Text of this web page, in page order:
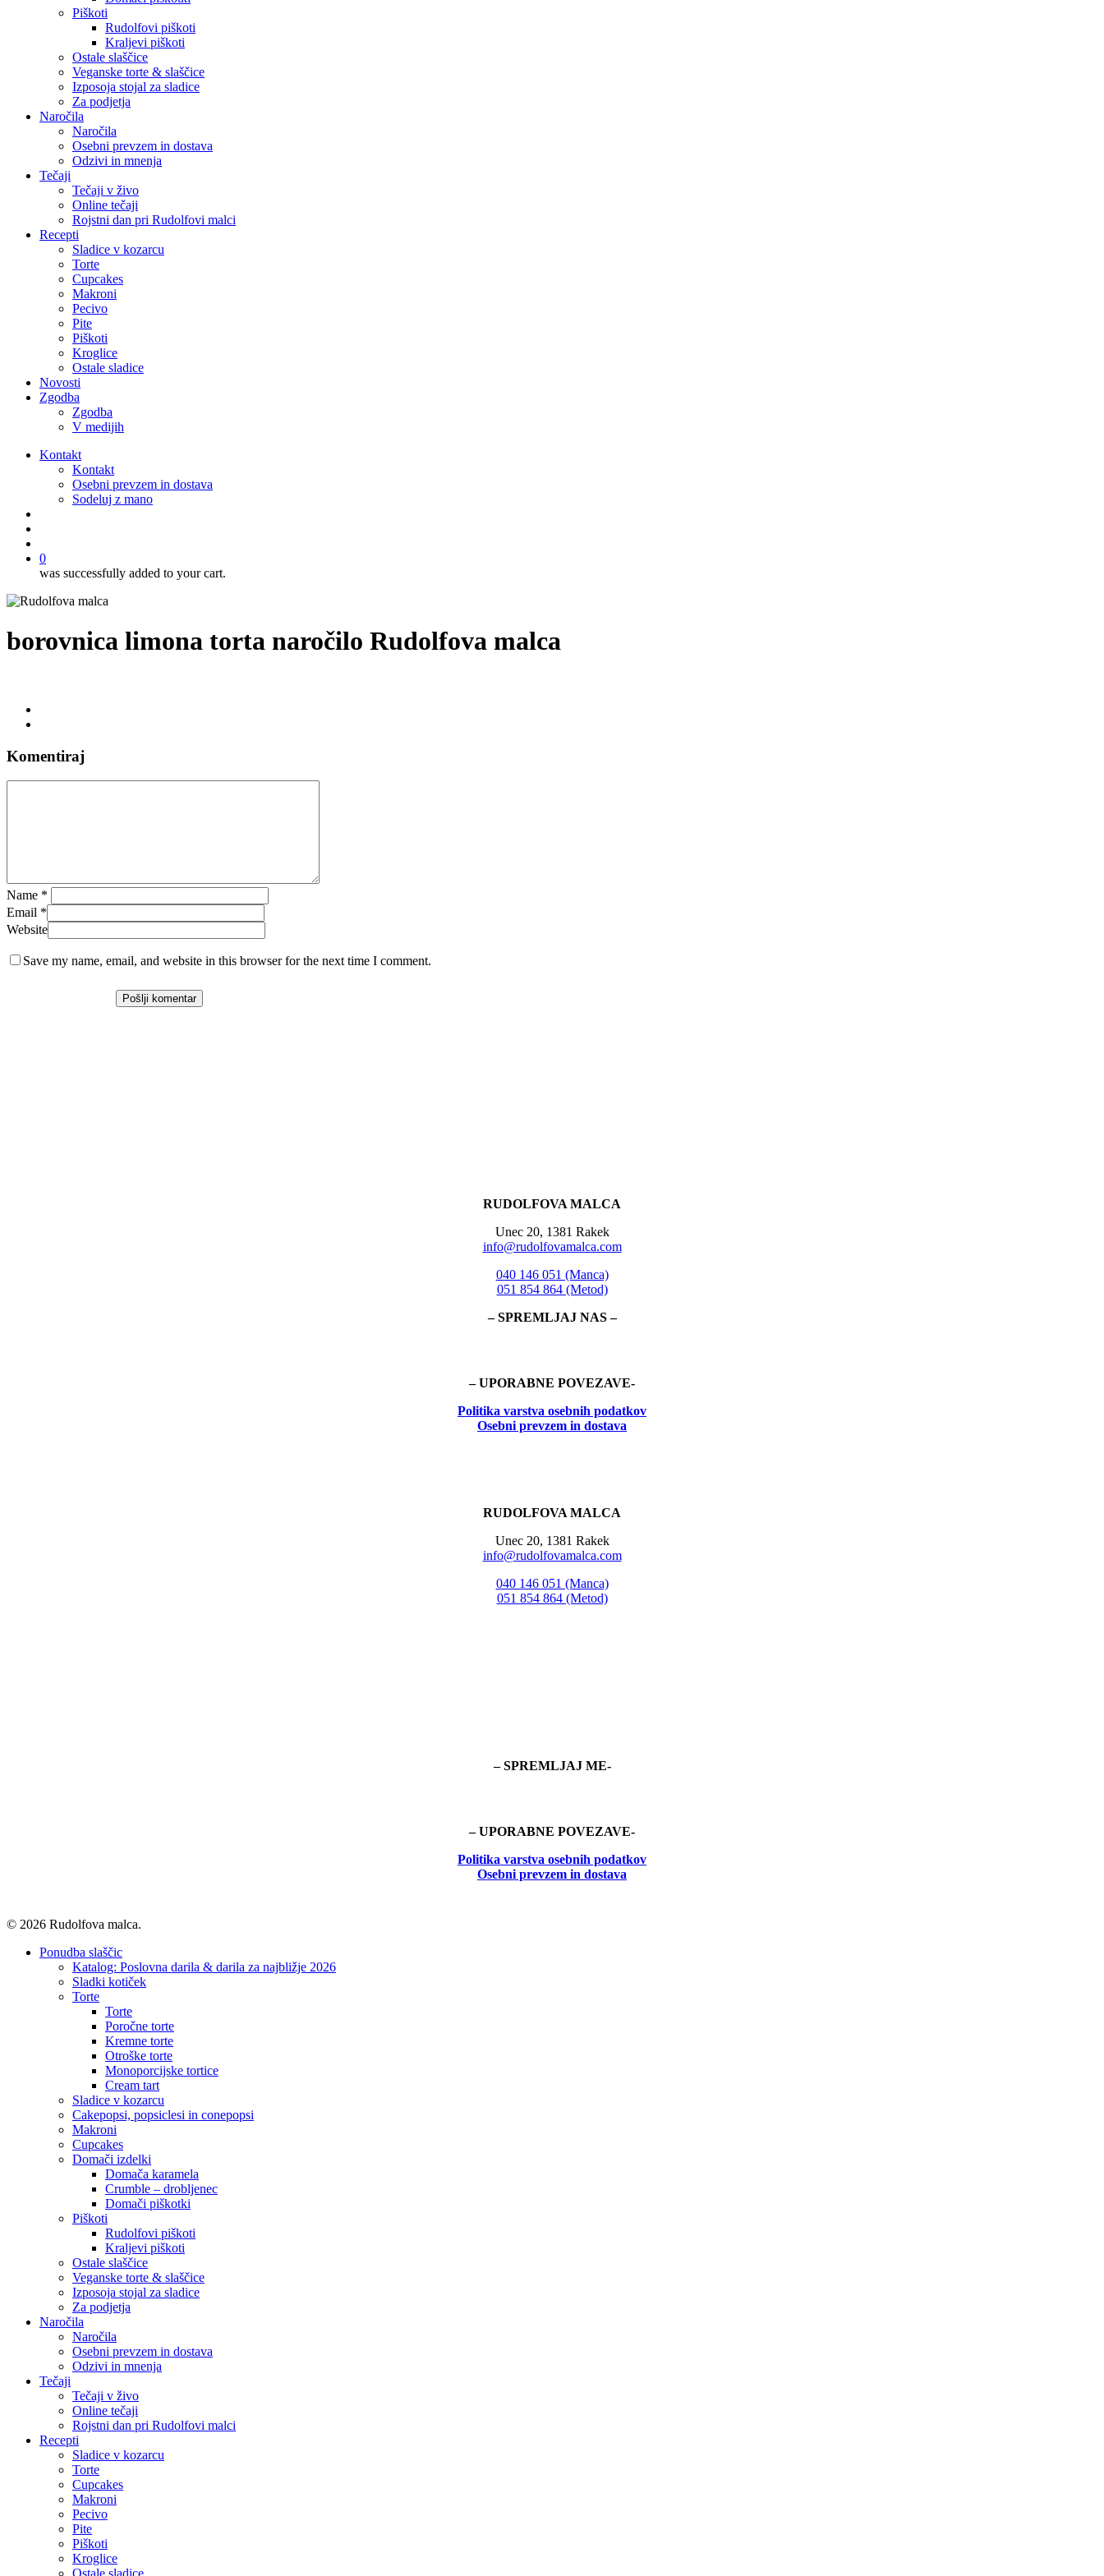
Piškoti
Rudolfovi piškoti
Kraljevi piškoti
Ostale slaščice
Veganske torte & slaščice
Izposoja stojal za sladice
Za podjetja
Naročila
Naročila
Osebni prevzem in dostava
Odzivi in mnenja
Tečaji
Tečaji v živo
Online tečaji
Rojstni dan pri Rudolfovi malci
Recepti
Sladice v kozarcu
Torte
Cupcakes
Makroni
Pecivo
Pite
Piškoti
Kroglice
Ostale sladice
Novosti
Zgodba
Zgodba
V medijih
Kontakt
Kontakt
Osebni prevzem in dostava
Sodeluj z mano
0
was successfully added to your cart.
borovnica limona torta naročilo Rudolfova malca
Komentiraj
Name *
Email *
Website
Save my name, email, and website in this browser for the next time I comment.
RUDOLFOVA MALCA
Unec 20, 1381 Rakek
info@rudolfovamalca.com
040 146 051 (Manca)
051 854 864 (Metod)
– SPREMLJAJ NAS –
– UPORABNE POVEZAVE-
Politika varstva osebnih podatkov
Osebni prevzem in dostava
RUDOLFOVA MALCA
Unec 20, 1381 Rakek
info@rudolfovamalca.com
040 146 051 (Manca)
051 854 864 (Metod)
– SPREMLJAJ ME-
– UPORABNE POVEZAVE-
Politika varstva osebnih podatkov
Osebni prevzem in dostava
© 2026 Rudolfova malca.
Close
Ponudba slaščic
Katalog: Poslovna darila & darila za najbližje 2026
Sladki kotiček
Torte
Torte
Poročne torte
Kremne torte
Otroške torte
Monoporcijske tortice
Cream tart
Sladice v kozarcu
Cakepopsi, popsiclesi in conepopsi
Makroni
Cupcakes
Domači izdelki
Domača karamela
Crumble – drobljenec
Domači piškotki
Piškoti
Rudolfovi piškoti
Kraljevi piškoti
Ostale slaščice
Veganske torte & slaščice
Izposoja stojal za sladice
Za podjetja
Naročila
Naročila
Osebni prevzem in dostava
Odzivi in mnenja
Tečaji
Tečaji v živo
Online tečaji
Rojstni dan pri Rudolfovi malci
Recepti
Sladice v kozarcu
Torte
Cupcakes
Makroni
Pecivo
Pite
Piškoti
Kroglice
Ostale sladice